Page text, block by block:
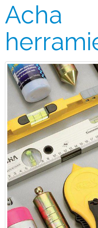
Acha